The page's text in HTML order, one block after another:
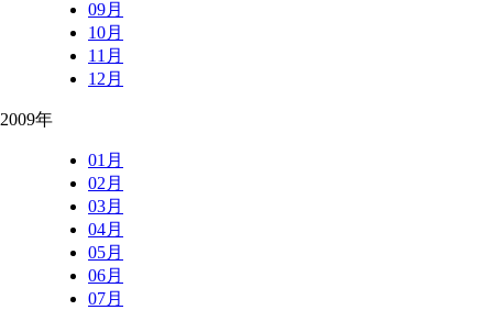
09月
10月
11月
12月
2009年
01月
02月
03月
04月
05月
06月
07月